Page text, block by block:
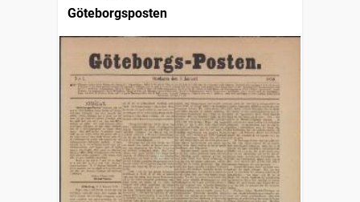
Göteborgsposten